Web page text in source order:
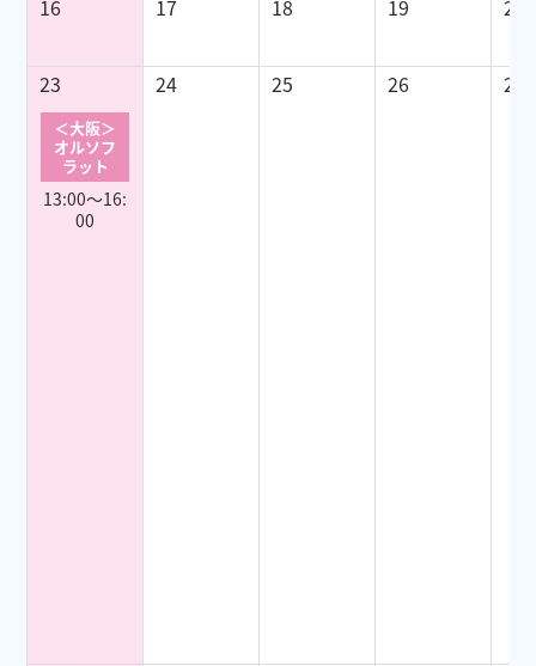
16 17 18 19 20
23 24 25 26 27
＜大阪＞
オルソフ
ラット
13:00～16:
00